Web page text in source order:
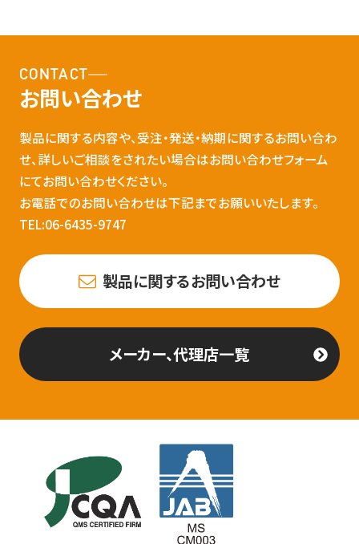
CONTACT
お問い合わせ
製品に関する内容や、受注・発送・納期に関するお問い合わ
せ、詳しいご相談をされたい場合はお問い合わせフォーム
にてお問い合わせください。
お電話でのお問い合わせは下記までお願いいたします。
TEL:06-6435-9747
製品に関するお問い合わせ
メーカー、代理店一覧